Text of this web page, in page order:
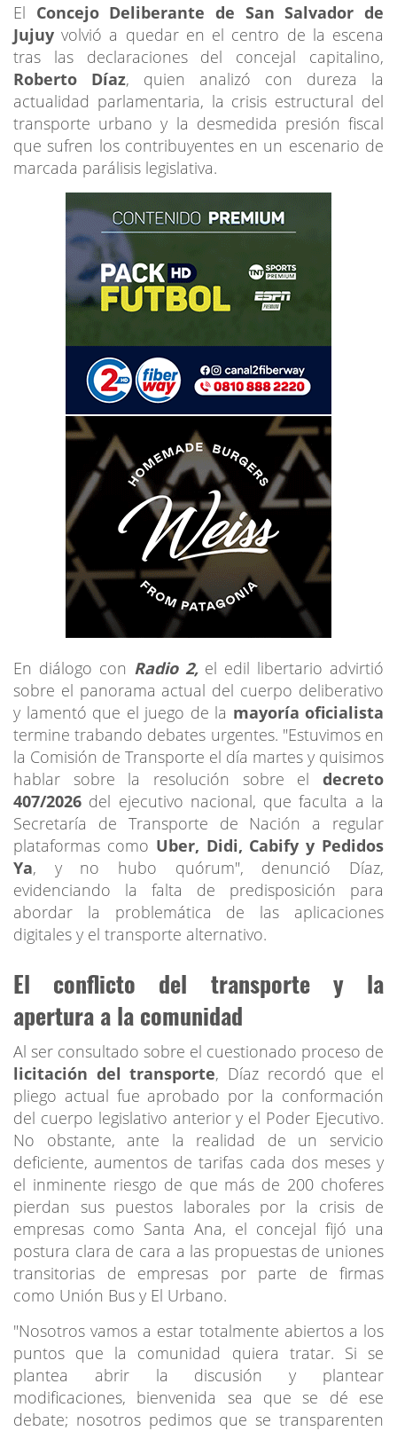
El Concejo Deliberante de San Salvador de
Jujuy volvió a quedar en el centro de la escena
tras las declaraciones del concejal capitalino,
Roberto Díaz, quien analizó con dureza la
actualidad parlamentaria, la crisis estructural del
transporte urbano y la desmedida presión fiscal
que sufren los contribuyentes en un escenario de
marcada parálisis legislativa.
En diálogo con Radio 2,el edil libertario advirtió
sobre el panorama actual del cuerpo deliberativo
y lamentó que el juego de la mayoría oficialista
termine trabando debates urgentes. "Estuvimos en
la Comisión de Transporte el día martes y quisimos
hablar sobre la resolución sobre el decreto
407/2026 del ejecutivo nacional, que faculta a la
Secretaría de Transporte de Nación a regular
plataformas como Uber, Didi, Cabify y Pedidos
Ya, y no hubo quórum", denunció Díaz,
evidenciando la falta de predisposición para
abordar la problemática de las aplicaciones
digitales y el transporte alternativo.
El conflicto del transporte y la
apertura a la comunidad
Al ser consultado sobre el cuestionado proceso de
licitación del transporte, Díaz recordó que el
pliego actual fue aprobado por la conformación
del cuerpo legislativo anterior y el Poder Ejecutivo.
No obstante, ante la realidad de un servicio
deficiente, aumentos de tarifas cada dos meses y
el inminente riesgo de que más de 200 choferes
pierdan sus puestos laborales por la crisis de
empresas como Santa Ana, el concejal fijó una
postura clara de cara a las propuestas de uniones
transitorias de empresas por parte de firmas
como Unión Bus y El Urbano.
"Nosotros vamos a estar totalmente abiertos a los
puntos que la comunidad quiera tratar. Si se
plantea abrir la discusión y plantear
modificaciones, bienvenida sea que se dé ese
debate; nosotros pedimos que se transparenten